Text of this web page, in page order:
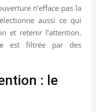
n’efface pas la
aussi ce qui
et retenir l’attention.
est filtrée par des
: le